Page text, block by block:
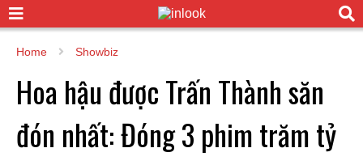
Home Showbiz
Hoa hậu được Trấn Thành săn
đón nhất: Đóng 3 phim trăm tỷ